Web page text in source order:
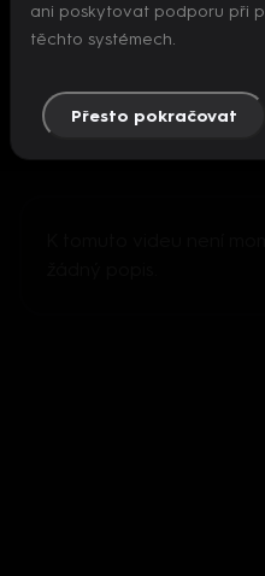
Nepodařilo se
ani poskytovat podporu při
těchto systémech.
Přesto pokračovat